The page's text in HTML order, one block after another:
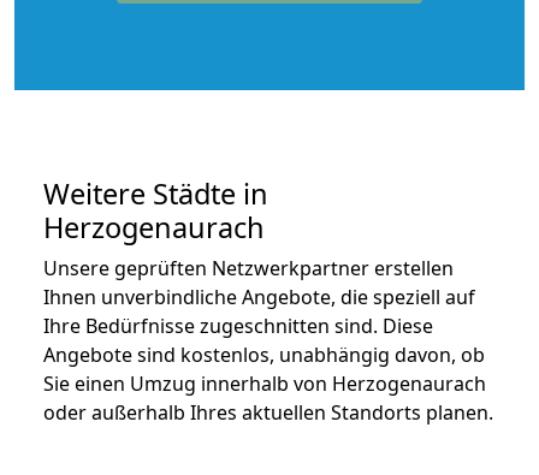
Weitere Städte in
Herzogenaurach
Unsere geprüften Netzwerkpartner erstellen
Ihnen unverbindliche Angebote, die speziell auf
Ihre Bedürfnisse zugeschnitten sind. Diese
Angebote sind kostenlos, unabhängig davon, ob
Sie einen Umzug innerhalb von Herzogenaurach
oder außerhalb Ihres aktuellen Standorts planen.